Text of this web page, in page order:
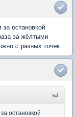
за остановкой
за жёлтыми
с разных точек.
остановкой